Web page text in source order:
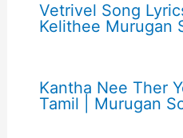
Vetrivel Song
Kelithee Murugan
Kantha Nee Ther
Tamil | Murugan